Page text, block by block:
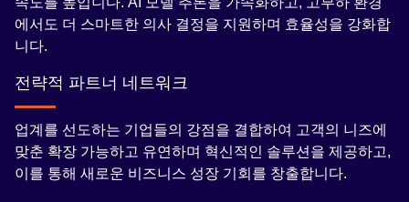
에서도 더 스마트한 의사 결정을 지원하며 효율성을 강화합
니다.
전략적 파트너 네트워크
업계를 선도하는 기업들의 강점을 결합하여 고객의 니즈에
맞춘 확장 가능하고 유연하며 혁신적인 솔루션을 제공하고,
이를 통해 새로운 비즈니스 성장 기회를 창출합니다.